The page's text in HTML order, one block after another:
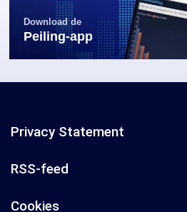
Download de
Peiling-app
Privacy Statement
RSS-feed
Cookies